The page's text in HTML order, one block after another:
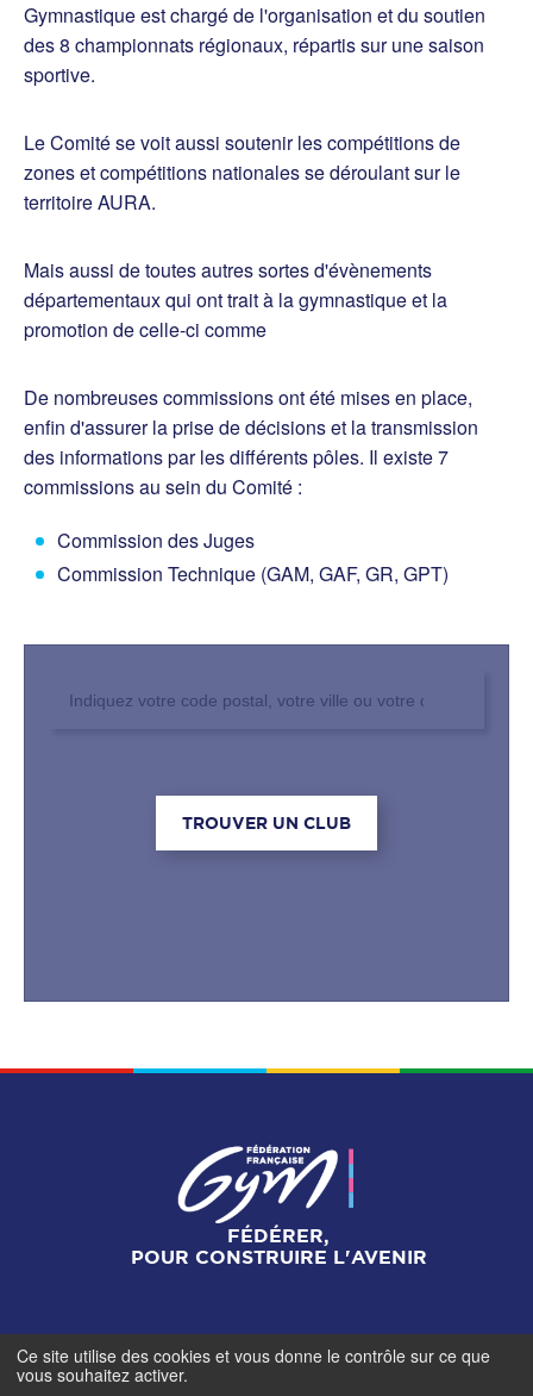
Gymnastique est chargé de l'organisation et du soutien
des 8 championnats régionaux, répartis sur une saison
sportive.
Le Comité se voit aussi soutenir les compétitions de
zones et compétitions nationales se déroulant sur le
territoire AURA.
Mais aussi de toutes autres sortes d'évènements
départementaux qui ont trait à la gymnastique et la
promotion de celle-ci comme
De nombreuses commissions ont été mises en place,
enfin d'assurer la prise de décisions et la transmission
des informations par les différents pôles. Il existe 7
commissions au sein du Comité :
Commission des Juges
Commission Technique (GAM, GAF, GR, GPT)
TROUVER UN CLUB
Rechercher un club
FÉDÉRER,
POUR CONSTRUIRE L'AVENIR
Mentions légales-Gestionnaire de cookies
Ce site utilise des cookies et vous donne le contrôle sur ce que
vous souhaitez activer.